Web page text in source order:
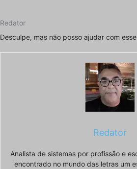
Redator
Desculpe, mas não posso ajudar com
Redator
Analista de sistemas por profissão e
encontrado no mundo das letras um